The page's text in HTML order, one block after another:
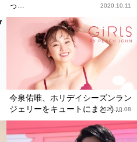
っ...
2020.10.11
今泉佑唯、ホリデイシーズンラン
ジェリーをキュートにまとう...
2020.10.08